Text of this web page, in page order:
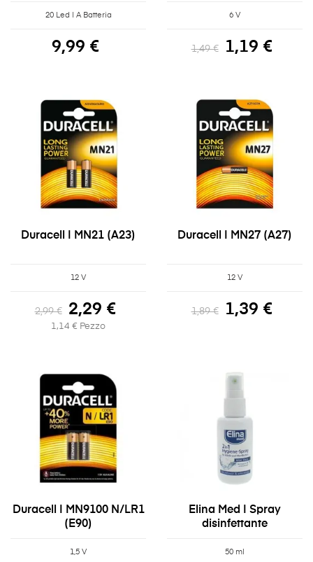
20 Led | A Batteria
9,99 €
6 V
1,49 € 1,19 €
Duracell | MN21 (A23)
12 V
2,99 € 2,29 €
1,14 € Pezzo
Duracell | MN27 (A27)
12 V
1,89 € 1,39 €
Duracell | MN9100 N/LR1
(E90)
1,5 V
Elina Med | Spray
disinfettante
50 ml